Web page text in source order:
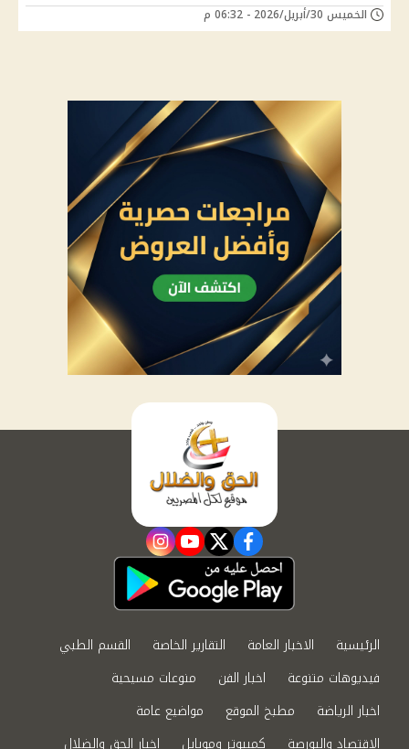
الخميس 30/أبريل/2026 - 06:32 م
facebook
twitter
youtube
instagram
الرئيسية الاخبار العامة التقارير الخاصة
القسم الطبي
فيديوهات متنوعة
اخبار الفن
منوعات مسيحية
اخبار الرياضة
مطبخ الموقع
مواضيع عامة
الاقتصاد والبورصة
كمبيوتر وموبايل اخبار الحق والضلال